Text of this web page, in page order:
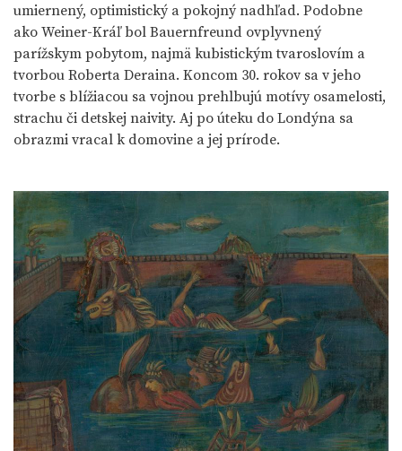
umiernený, optimistický a pokojný nadhľad. Podobne
ako Weiner-Kráľ bol Bauernfreund ovplyvnený
parížskym pobytom, najmä kubistickým tvaroslovím a
tvorbou Roberta Deraina. Koncom 30. rokov sa v jeho
tvorbe s blížiacou sa vojnou prehlbujú motívy osamelosti,
strachu či detskej naivity. Aj po úteku do Londýna sa
obrazmi vracal k domovine a jej prírode.